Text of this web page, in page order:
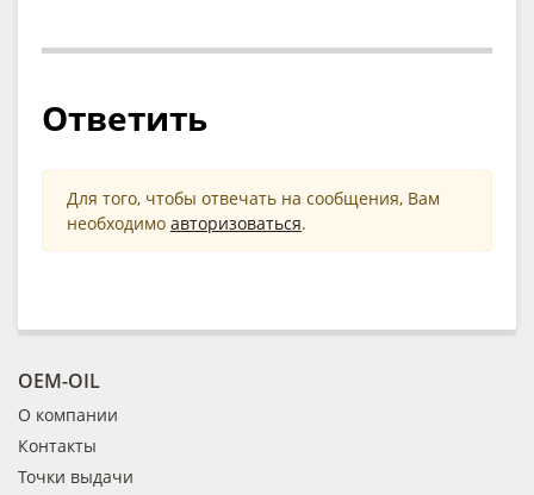
Ответить
Для того, чтобы отвечать на сообщения, Вам
необходимо авторизоваться.
OEM-OIL
О компании
Контакты
Точки выдачи